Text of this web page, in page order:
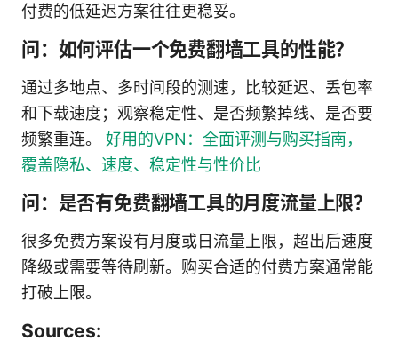
付费的低延迟方案往往更稳妥。
问：如何评估一个免费翻墙工具的性能？
通过多地点、多时间段的测速，比较延迟、丢包率
和下载速度；观察稳定性、是否频繁掉线、是否要
频繁重连。 好用的VPN：全面评测与购买指南，
覆盖隐私、速度、稳定性与性价比
问：是否有免费翻墙工具的月度流量上限？
很多免费方案设有月度或日流量上限，超出后速度
降级或需要等待刷新。购买合适的付费方案通常能
打破上限。
Sources: